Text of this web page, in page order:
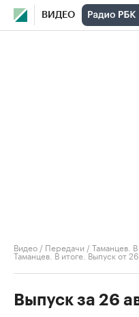
ВИДЕО
Видео / Передачи /Таманцев.
Таманцев. В итоге. Выпуск от
Выпуск за 26